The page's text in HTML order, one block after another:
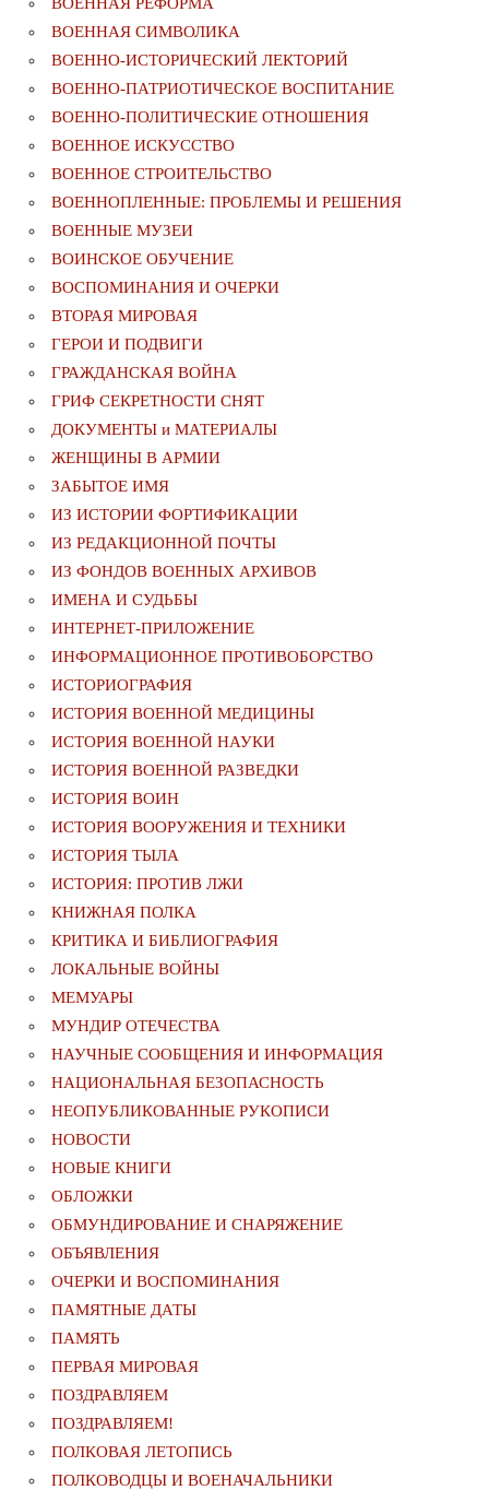
ВОЕННАЯ РЕФОРМА
ВОЕННАЯ СИМВОЛИКА
ВОЕННО-ИСТОРИЧЕСКИЙ ЛЕКТОРИЙ
ВОЕННО-ПАТРИОТИЧЕСКОЕ ВОСПИТАНИЕ
ВОЕННО-ПОЛИТИЧЕСКИE ОТНОШЕНИЯ
ВОЕННОЕ ИСКУССТВО
ВОЕННОЕ СТРОИТЕЛЬСТВО
ВОЕННОПЛЕННЫЕ: ПРОБЛЕМЫ И РЕШЕНИЯ
ВОЕННЫЕ МУЗЕИ
ВОИНСКОЕ ОБУЧЕНИЕ
ВОСПОМИНАНИЯ И ОЧЕРКИ
ВТОРАЯ МИРОВАЯ
ГЕРОИ И ПОДВИГИ
ГРАЖДАНСКАЯ ВОЙНА
ГРИФ СЕКРЕТНОСТИ СНЯТ
ДОКУМЕНТЫ и МАТЕРИАЛЫ
ЖЕНЩИНЫ В АРМИИ
ЗАБЫТОЕ ИМЯ
ИЗ ИСТОРИИ ФОРТИФИКАЦИИ
ИЗ РЕДАКЦИОННОЙ ПОЧТЫ
ИЗ ФОНДОВ ВОЕННЫХ АРХИВОВ
ИМЕНА И СУДЬБЫ
ИНТЕРНЕТ-ПРИЛОЖЕНИЕ
ИНФОРМАЦИОННОЕ ПРОТИВОБОРСТВО
ИСТОРИОГРАФИЯ
ИСТОРИЯ ВОЕННОЙ МЕДИЦИНЫ
ИСТОРИЯ ВОЕННОЙ НАУКИ
ИСТОРИЯ ВОЕННОЙ РАЗВЕДКИ
ИСТОРИЯ ВОИН
ИСТОРИЯ ВООРУЖЕНИЯ И ТЕХНИКИ
ИСТОРИЯ ТЫЛА
ИСТОРИЯ: ПРОТИВ ЛЖИ
КНИЖНАЯ ПОЛКА
КРИТИКА И БИБЛИОГРАФИЯ
ЛОКАЛЬНЫЕ ВОЙНЫ
МЕМУАРЫ
МУНДИР ОТЕЧЕСТВА
НАУЧНЫЕ СООБЩЕНИЯ И ИНФОРМАЦИЯ
НАЦИОНАЛЬНАЯ БЕЗОПАСНОСТЬ
НЕОПУБЛИКОВАННЫЕ РУКОПИСИ
НОВОСТИ
НОВЫЕ КНИГИ
ОБЛОЖКИ
ОБМУНДИРОВАНИЕ И СНАРЯЖЕНИЕ
ОБЪЯВЛЕНИЯ
ОЧЕРКИ И ВОСПОМИНАНИЯ
ПАМЯТНЫЕ ДАТЫ
ПАМЯТЬ
ПЕРВАЯ МИРОВАЯ
ПОЗДРАВЛЯЕМ
ПОЗДРАВЛЯЕМ!
ПОЛКОВАЯ ЛЕТОПИСЬ
ПОЛКОВОДЦЫ И ВОЕНАЧАЛЬНИКИ